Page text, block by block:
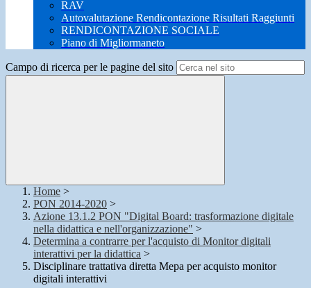
RAV
Autovalutazione Rendicontazione Risultati Raggiunti
RENDICONTAZIONE SOCIALE
Piano di Migliormaneto
Campo di ricerca per le pagine del sito
Home >
PON 2014-2020 >
Azione 13.1.2 PON "Digital Board: trasformazione digitale
nella didattica e nell'organizzazione" >
Determina a contrarre per l'acquisto di Monitor digitali
interattivi per la didattica >
Disciplinare trattativa diretta Mepa per acquisto monitor
digitali interattivi